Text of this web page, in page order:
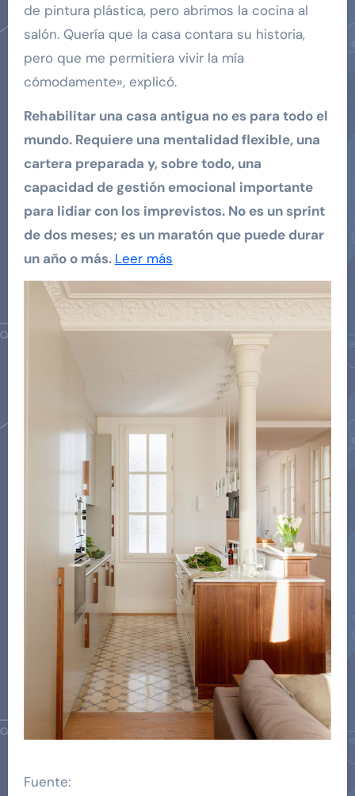
de pintura plástica, pero abrimos la cocina al
salón. Quería que la casa contara su historia,
pero que me permitiera vivir la mía
cómodamente», explicó.
Rehabilitar una casa antigua no es para todo el
mundo. Requiere una mentalidad flexible, una
cartera preparada y, sobre todo, una
capacidad de gestión emocional importante
para lidiar con los imprevistos. No es un sprint
de dos meses; es un maratón que puede durar
un año o más. Leer más
Fuente: